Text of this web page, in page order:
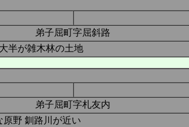
弟子屈町字屈斜路
半が雑木林の土地
弟子屈町字札友内
原野 釧路川が近い